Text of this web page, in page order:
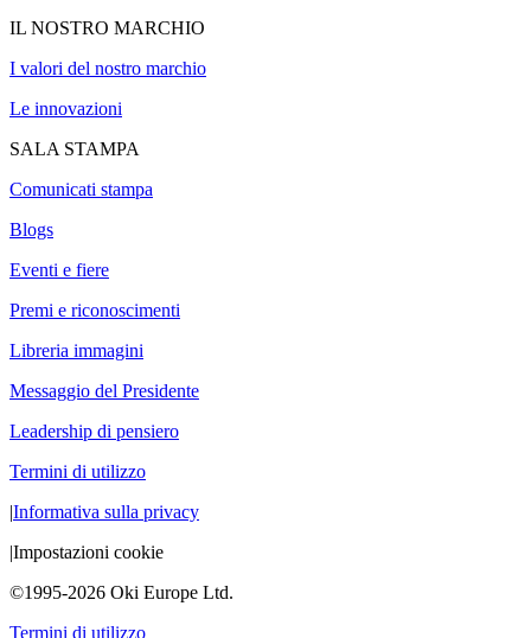
IL NOSTRO MARCHIO
I valori del nostro marchio
Le innovazioni
SALA STAMPA
Comunicati stampa
Blogs
Eventi e fiere
Premi e riconoscimenti
Libreria immagini
Messaggio del Presidente
Leadership di pensiero
Termini di utilizzo
|Informativa sulla privacy
|Impostazioni cookie
©1995-2026 Oki Europe Ltd.
Termini di utilizzo